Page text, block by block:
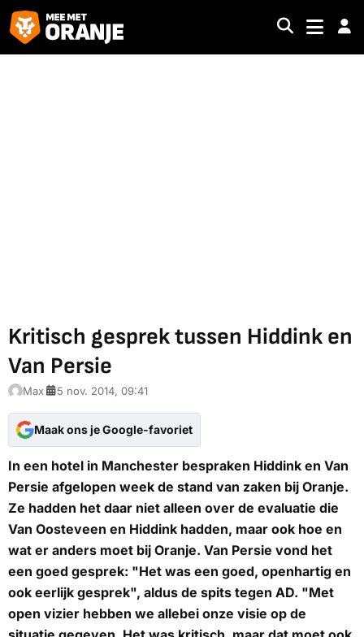
Kritisch gesprek tussen Hiddink en
Van Persie
Max 5 nov. 2014, 09:41
Maak ons je Google-favoriet
In een hotel in Manchester bespraken Hiddink en Van
Persie afgelopen week de stand van zaken bij Oranje.
Ze hadden het daar niet alleen over de evaluatie die
Van Oosteveen en Hiddink hadden, maar ook hoe en
wat er anders moet bij Oranje. Van Persie vond het
een goed gesprek: "Het was een goed, openhartig en
ook eerlijk gesprek", aldus de spits tegen AD. "Met
open vizier hebben we allebei onze visie op de